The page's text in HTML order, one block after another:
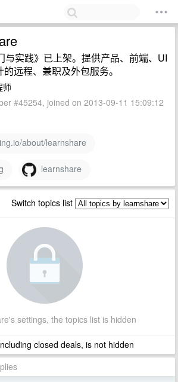
与实践》已上架。提供产品、前端、UI
远程、兼职及外包服务。
师
#45254, joined on 2013-09-11 15:09:12
about/learnshare
learnshare
Switch topics list
settings, the topics list is hidden
closed deals, is not hidden